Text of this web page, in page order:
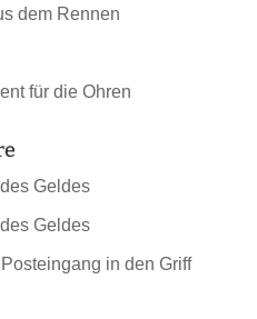
dem Rennen
für die Ohren
Geldes
Geldes
in den Griff